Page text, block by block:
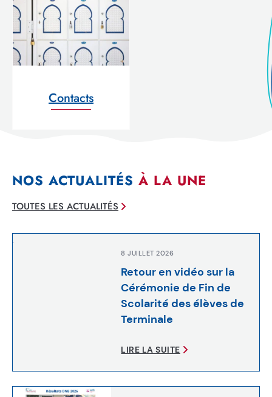
Contacts
NOS ACTUALITÉS À LA UNE
TOUTES LES ACTUALITÉS
8 JUILLET 2026
Retour en vidéo sur la
Cérémonie de Fin de
Scolarité des élèves de
Terminale
LIRE LA SUITE